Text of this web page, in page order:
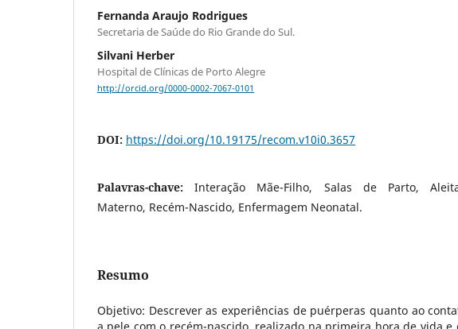
Fernanda Araujo Rodrigues
Secretaria de Saúde do Rio Grande do Sul.
Silvani Herber
Hospital de Clínicas de Porto Alegre
http://orcid.org/0000-0002-7067-0101
DOI: https://doi.org/10.19175/recom.v10i0.3657
Palavras-chave:Interação Mãe-Filho, Salas de Parto,
Materno, Recém-Nascido, Enfermagem Neonatal.
Resumo
Objetivo: Descrever as experiências de puérperas quanto ao